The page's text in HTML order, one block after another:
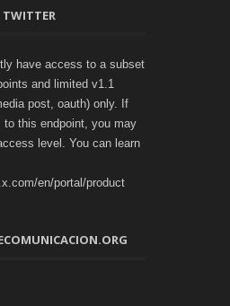
TWITTER
have access to a subset
and limited v1.1
post, oauth) only. If
to this endpoint, you may
level. You can learn
en/portal/product